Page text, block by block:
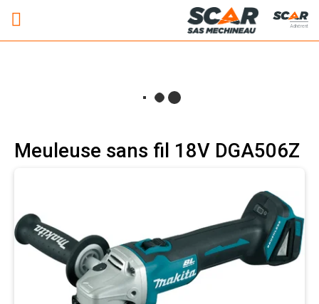
Adhérent
Meuleuse sans fil 18V DGA506Z